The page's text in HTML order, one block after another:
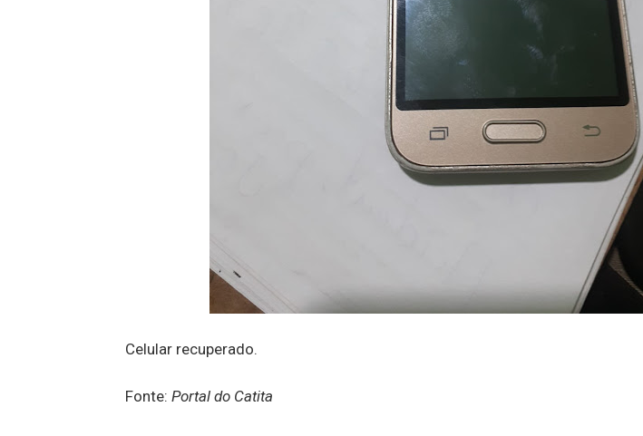
Celular recuperado.
Fonte: Portal do Catita